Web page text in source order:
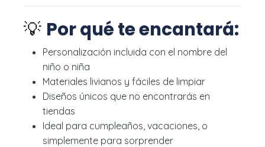
💡 Por qué te encantará:
Personalización incluida con el nombre del
niño o niña
Materiales livianos y fáciles de limpiar
Diseños únicos que no encontrarás en
tiendas
Ideal para cumpleaños, vacaciones, o
simplemente para sorprender